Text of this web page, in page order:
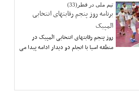
تیم ملی در قطر(33)
برنامه روز پنجم رقابتهای انتخابی
المپیک
روز پنجم رقابتهای انتخابی المپیک در
منطقه اسیا با انجام دو دیدار ادامه پیدا می